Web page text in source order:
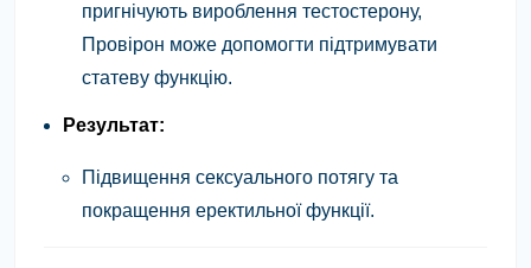
пригнічують вироблення тестостерону,
Провірон може допомогти підтримувати
статеву функцію.
Результат:
Підвищення сексуального потягу та
покращення еректильної функції.